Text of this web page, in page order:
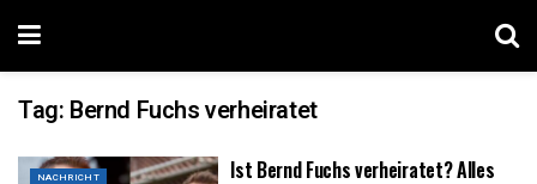
Tag: Bernd Fuchs verheiratet
NACHRICHT
Ist Bernd Fuchs verheiratet? Alles